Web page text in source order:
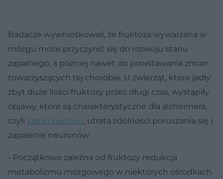
Badacze wywnioskowali, że fruktoza wywarzana w
mózgu może przyczynić się do rozwoju stanu
zapalnego, a później nawet do powstawania zmian
towarzyszących tej chorobie. U zwierząt, które jadły
zbyt duże ilości fruktozy przez długi czas, wystąpiły
objawy, które są charakterystyczne dla alzheimera,
czyli zaniki pamięci, utrata zdolności poruszania się i
zapalenie neuronów.
- Początkowo zależna od fruktozy redukcja
metabolizmu mózgowego w niektórych ośrodkach